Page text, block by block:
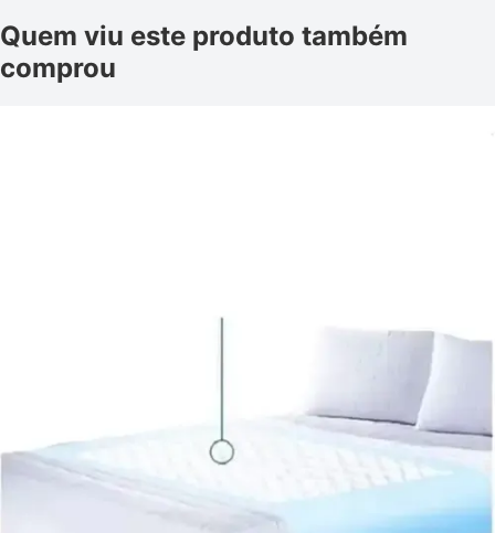
Quem viu este produto também
comprou